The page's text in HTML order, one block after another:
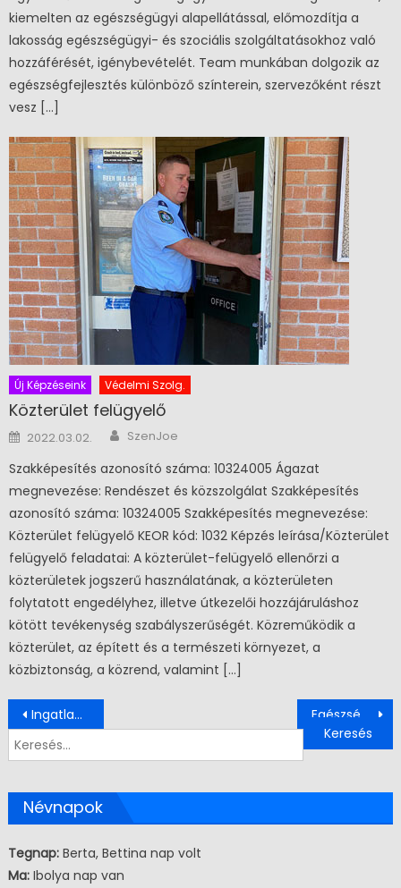
kiemelten az egészségügyi alapellátással, előmozdítja a
lakosság egészségügyi- és szociális szolgáltatásokhoz való
hozzáférését, igénybevételét. Team munkában dolgozik az
egészségfejlesztés különböző színterein, szervezőként részt
vesz […]
Új Képzéseink Védelmi Szolg.
Közterület felügyelő
Posted on
2022.03.02. Author
SzenJoe
Szakképesítés azonosító száma: 10324005 Ágazat
megnevezése: Rendészet és közszolgálat Szakképesítés
azonosító száma: 10324005 Szakképesítés megnevezése:
Közterület felügyelő KEOR kód: 1032 Képzés leírása/Közterület
felügyelő feladatai: A közterület-felügyelő ellenőrzi a
közterületek jogszerű használatának, a közterületen
folytatott engedélyhez, illetve útkezelői hozzájáruláshoz
kötött tevékenység szabályszerűségét. Közreműködik a
közterület, az épített és a természeti környezet, a
közbiztonság, a közrend, valamint […]
Bejegyzés navigáció
Ingatlanközvetítő
Keresés:
Névnapok
Tegnap: Berta, Bettina nap volt
Ma: Ibolya nap van